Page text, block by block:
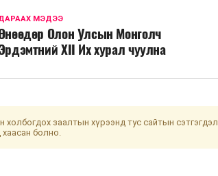
МЭДЭЭ
Олон Улсын Монголч
XII Их хурал чуулна
заалтын хүрээнд тус сайтын сэтгэгдэл
хаасан болно.